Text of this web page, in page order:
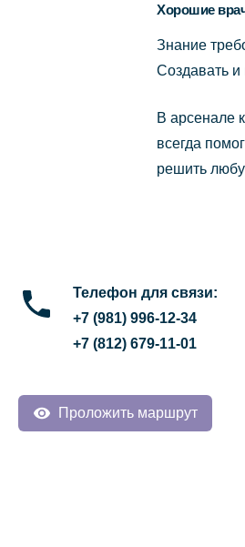
Хорошие
Знание
Создавать и
В арсенале
всегда
решить
Телефон для связи:
+7 (981) 996-12-34
+7 (812) 679-11-01
Проложить маршрут